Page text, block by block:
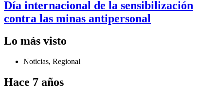
Día internacional de la sensibilización
contra las minas antipersonal
Lo más visto
Noticias, Regional
Hace 7 años